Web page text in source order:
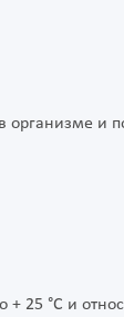
организме и
+ 25 °C и